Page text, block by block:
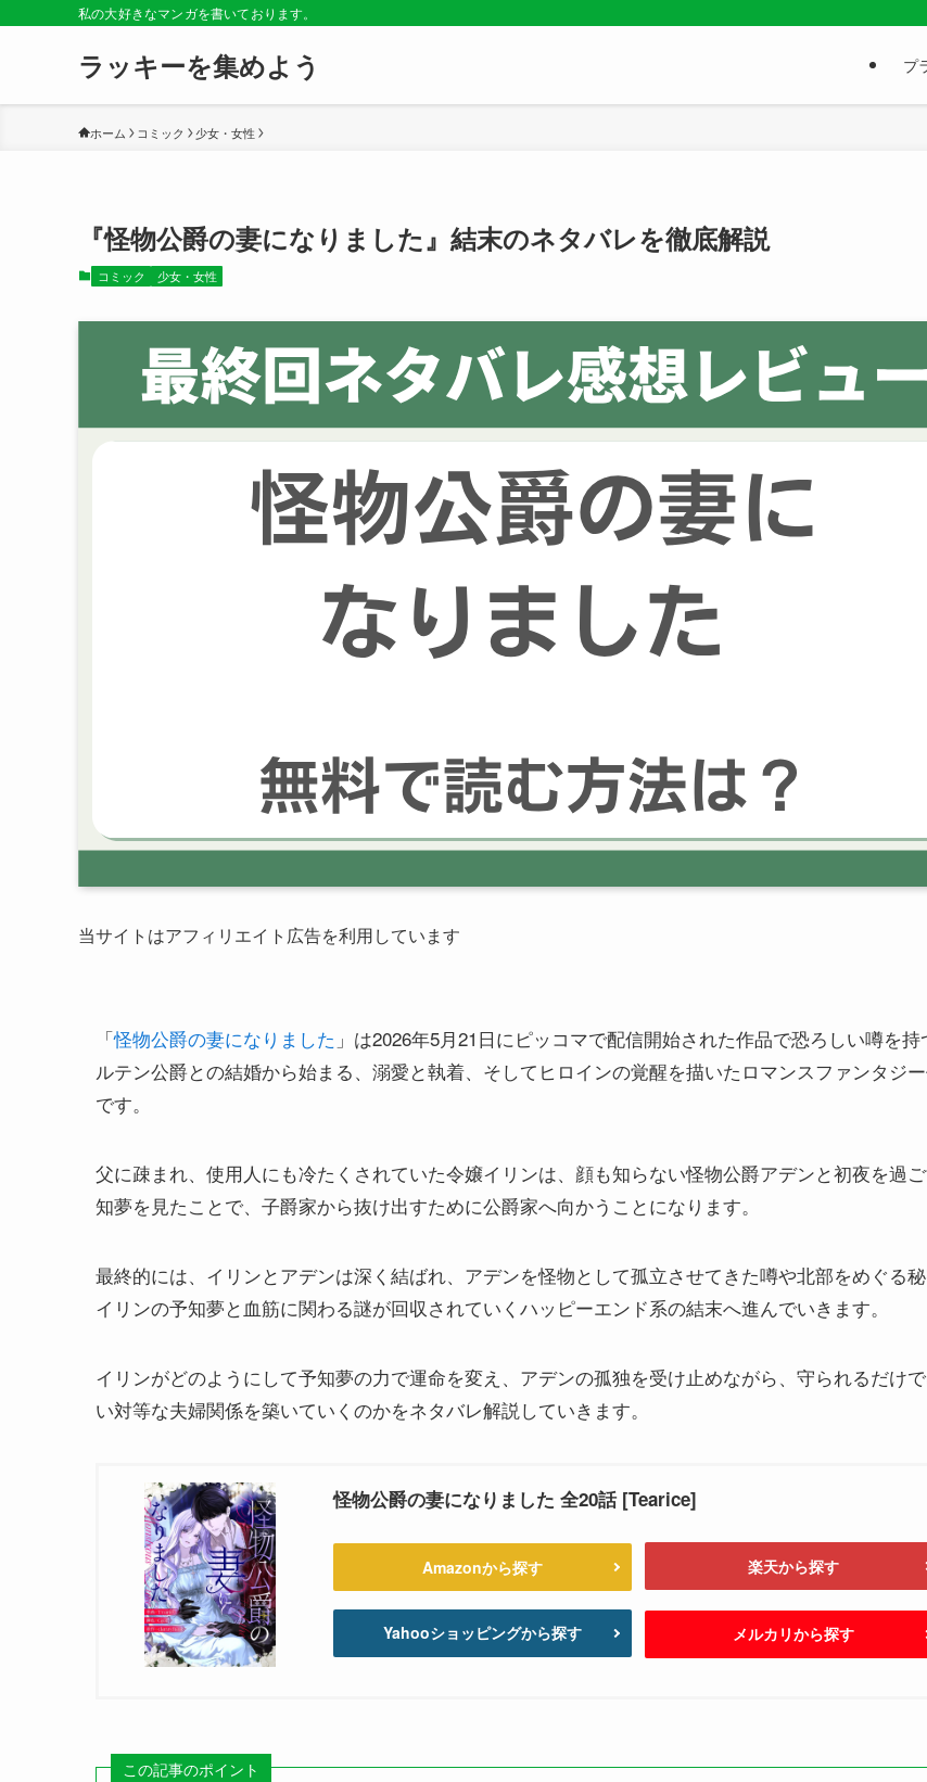
私の大好きなマンガを書いております。
ラッキーを集めよう プ
ホーム コミック 少女・女性
『怪物公爵の妻になりました』結末のネタバレを徹底解説
コミック 少女・女性
当サイトはアフィリエイト広告を利用しています
「怪物公爵の妻になりました 」は2026年5月21日にピッコマで配信開始された作品で恐ろしい噂を持
ルテン公爵との結婚から始まる、溺愛と執着、そしてヒロインの覚醒を描いたロマンスファンタジ
です。
父に疎まれ、使用人にも冷たくされていた令嬢イリンは、顔も知らない怪物公爵アデンと初夜を過
知夢を見たことで、子爵家から抜け出すために公爵家へ向かうことになります。
最終的には、イリンとアデンは深く結ばれ、アデンを怪物として孤立させてきた噂や北部をめぐる秘
イリンの予知夢と血筋に関わる謎が回収されていくハッピーエンド系の結末へ進んでいきます。
イリンがどのようにして予知夢の力で運命を変え、アデンの孤独を受け止めながら、守られるだけ
い対等な夫婦関係を築いていくのかをネタバレ解説していきます。
怪物公爵の妻になりました 全20話 [Tearice]
Amazonから探す 楽天から探す
Yahooショッピングから探す メルカリから探す
この記事のポイント